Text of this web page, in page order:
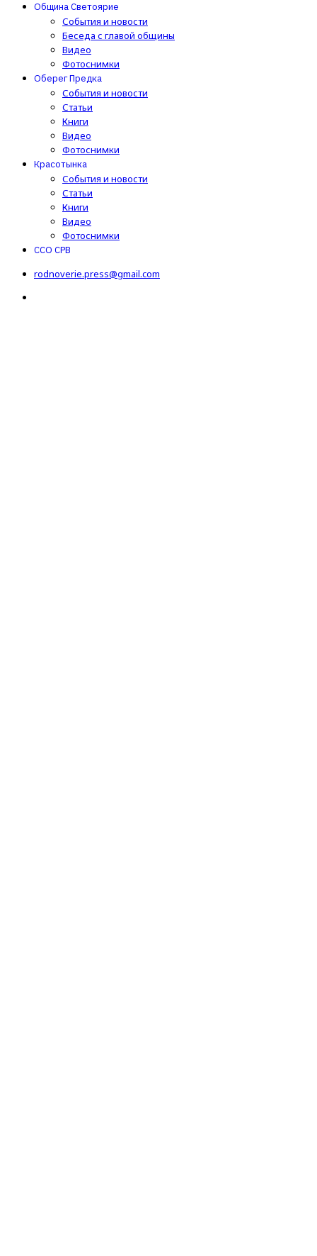
Община Светоярие
События и новости
Беседа с главой общины
Видео
Фотоснимки
Оберег Предка
События и новости
Статьи
Книги
Видео
Фотоснимки
Красотынка
События и новости
Статьи
Книги
Видео
Фотоснимки
ССО СРВ
rodnoverie.press@gmail.com